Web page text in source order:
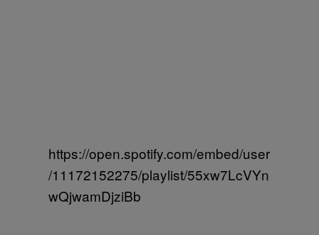
https://open.spotify.com/embed/user
/11172152275/playlist/55xw7LcVYn
wQjwamDjziBb